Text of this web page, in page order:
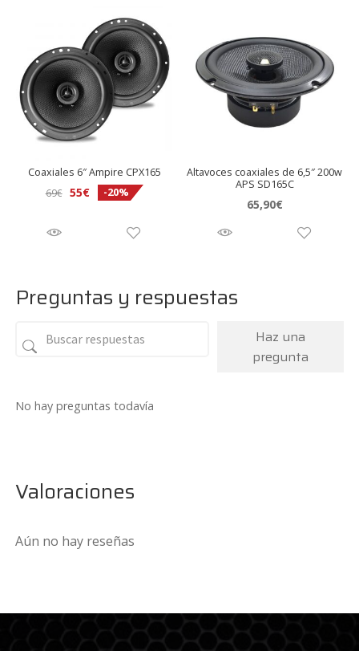
Coaxiales 6″ Ampire CPX165
69€ El
55€El
-20%
Altavoces coaxiales de 6,5″ 200w
APS SD165C
65,90€
Preguntas y respuestas
Haz una
pregunta
No hay preguntas todavía
Valoraciones
Aún no hay reseñas